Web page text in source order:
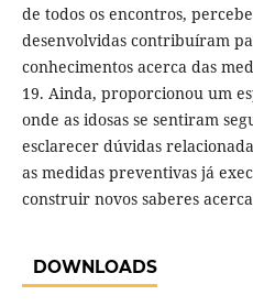
de todos os encontros,
desenvolvidas contribuíram
conhecimentos acerca das
19. Ainda, proporcionou um
onde as idosas se sentiram
esclarecer dúvidas
as medidas preventivas já
construir novos saberes
DOWNLOADS